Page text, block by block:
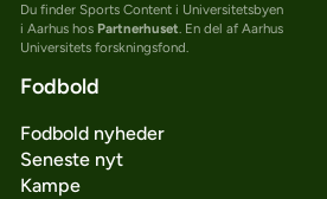
Du finder Sports Content i Universitetsbyen
i Aarhus hos Partnerhuset. En del af Aarhus
Universitets forskningsfond.
Fodbold
Fodbold nyheder
Seneste nyt
Kampe